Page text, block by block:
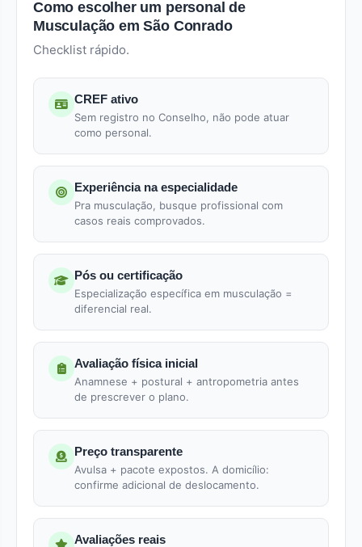
Como escolher um personal de
Musculação em São Conrado
Checklist rápido.
CREF ativo
Sem registro no Conselho, não pode atuar
como personal.
Experiência na especialidade
Pra musculação, busque profissional com
casos reais comprovados.
Pós ou certificação
Especialização específica em musculação =
diferencial real.
Avaliação física inicial
Anamnese + postural + antropometria antes
de prescrever o plano.
Preço transparente
Avulsa + pacote expostos. A domicílio:
confirme adicional de deslocamento.
Avaliações reais